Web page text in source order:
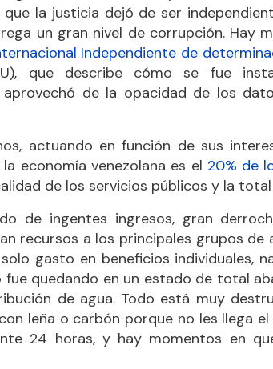
la justicia dejó de ser
un gran nivel de corrupción. Hay
Independiente de
que describe cómo se fue
aprovechó de la opacidad de los
actuando en función de sus
economía venezolana es el 20% de
de los servicios públicos y la
de ingentes ingresos, gran
recursos a los principales grupos
gasto en beneficios individuales,
quedando en un estado de total
de agua. Todo está muy
leña o carbón porque no les llega
24 horas, y hay momentos en